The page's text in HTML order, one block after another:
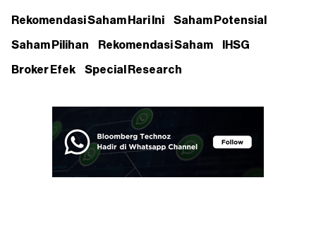
Rekomendasi Saham Hari Ini Saham Potensial
Saham Pilihan Rekomendasi Saham IHSG
Broker Efek Special Research